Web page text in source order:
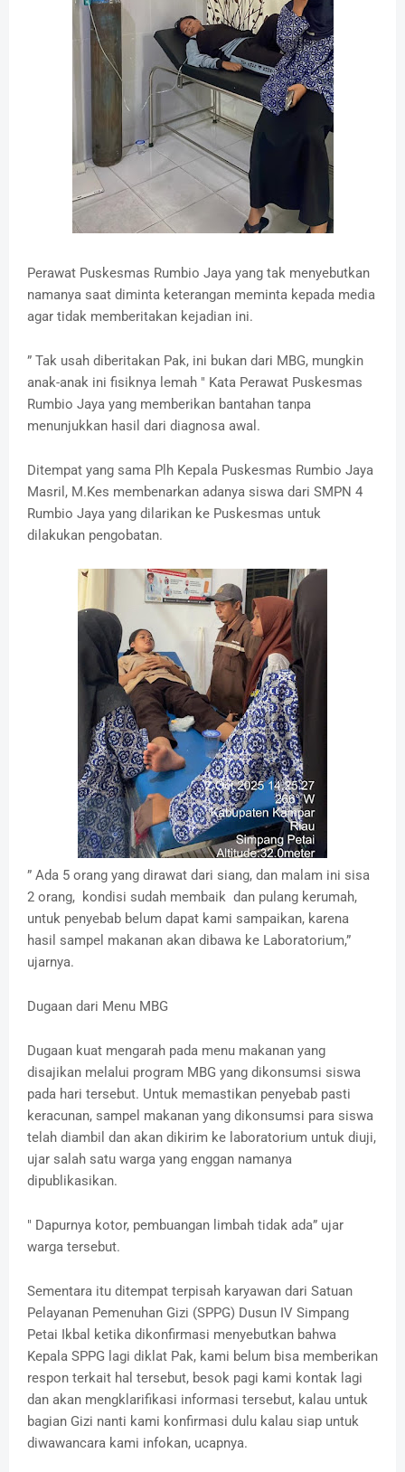
Perawat Puskesmas Rumbio Jaya yang tak menyebutkan
namanya saat diminta keterangan meminta kepada media
agar tidak memberitakan kejadian ini.
” Tak usah diberitakan Pak, ini bukan dari MBG, mungkin
anak-anak ini fisiknya lemah " Kata Perawat Puskesmas
Rumbio Jaya yang memberikan bantahan tanpa
menunjukkan hasil dari diagnosa awal.
Ditempat yang sama Plh Kepala Puskesmas Rumbio Jaya
Masril, M.Kes membenarkan adanya siswa dari SMPN 4
Rumbio Jaya yang dilarikan ke Puskesmas untuk
dilakukan pengobatan.
” Ada 5 orang yang dirawat dari siang, dan malam ini sisa
2 orang, kondisi sudah membaik dan pulang kerumah,
untuk penyebab belum dapat kami sampaikan, karena
hasil sampel makanan akan dibawa ke Laboratorium,”
ujarnya.
Dugaan dari Menu MBG
Dugaan kuat mengarah pada menu makanan yang
disajikan melalui program MBG yang dikonsumsi siswa
pada hari tersebut. Untuk memastikan penyebab pasti
keracunan, sampel makanan yang dikonsumsi para siswa
telah diambil dan akan dikirim ke laboratorium untuk diuji,
ujar salah satu warga yang enggan namanya
dipublikasikan.
" Dapurnya kotor, pembuangan limbah tidak ada” ujar
warga tersebut.
Sementara itu ditempat terpisah karyawan dari Satuan
Pelayanan Pemenuhan Gizi (SPPG) Dusun IV Simpang
Petai Ikbal ketika dikonfirmasi menyebutkan bahwa
Kepala SPPG lagi diklat Pak, kami belum bisa memberikan
respon terkait hal tersebut, besok pagi kami kontak lagi
dan akan mengklarifikasi informasi tersebut, kalau untuk
bagian Gizi nanti kami konfirmasi dulu kalau siap untuk
diwawancara kami infokan, ucapnya.